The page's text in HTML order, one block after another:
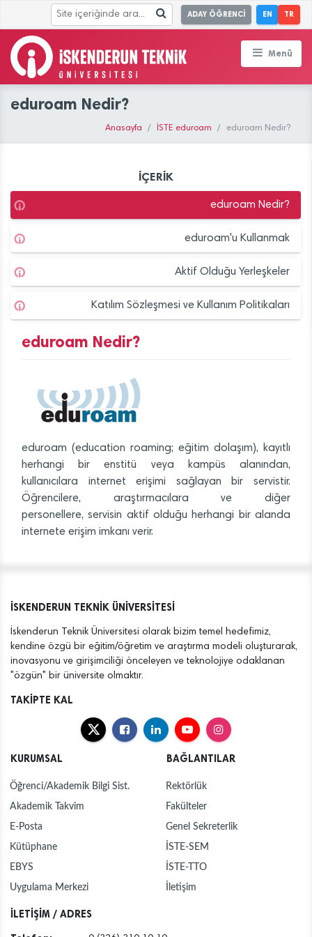
ADAY ÖĞRENCİ EN TR
Menü
eduroam Nedir?
Anasayfa İSTE eduroam eduroam Nedir?
İÇERİK
eduroam Nedir?
eduroam'u Kullanmak
Aktif Olduğu Yerleşkeler
Katılım Sözleşmesi ve Kullanım Politikaları
eduroam Nedir?
eduroam (education roaming; eğitim dolaşım), kayıtlı
herhangi bir enstitü veya kampüs alanından,
kullanıcılara internet erişimi sağlayan bir servistir.
Öğrencilere, araştırmacılara ve diğer
personellere, servisin aktif olduğu herhangi bir alanda
internete erişim imkanı verir.
İSKENDERUN TEKNİK ÜNİVERSİTESİ
İskenderun Teknik Üniversitesi olarak bizim temel hedefimiz,
kendine özgü bir eğitim/öğretim ve araştırma modeli oluşturarak,
inovasyonu ve girişimciliği önceleyen ve teknolojiye odaklanan
"özgün" bir üniversite olmaktır.
TAKİPTE KAL
KURUMSAL
Öğrenci/Akademik Bilgi Sist.
Akademik Takvim
E-Posta
Kütüphane
EBYS
Uygulama Merkezi
BAĞLANTILAR
Rektörlük
Fakülteler
Genel Sekreterlik
İSTE-SEM
İSTE-TTO
İletişim
İLETİŞİM / ADRES